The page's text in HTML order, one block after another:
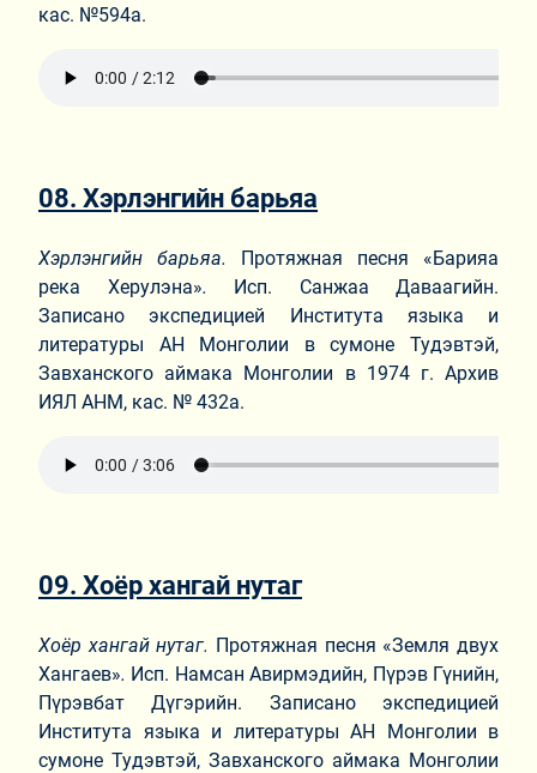
кас. №594а.
08. Хэрлэнгийн барьяа
Хэрлэнгийн барьяа. Протяжная песня «Барияа
река Херулэна». Исп. Санжаа Даваагийн.
Записано экспедицией Института языка и
литературы АН Монголии в сумоне Тудэвтэй,
Завханского аймака Монголии в 1974 г. Архив
ИЯЛ АНМ, кас. № 432а.
09. Хоёр хангай нутаг
Хоёр хангай нутаг. Протяжная песня «Земля двух
Хангаев». Исп. Намсан Авирмэдийн, Пүрэв Гүнийн,
Пүрэвбат Дүгэрийн. Записано экспедицией
Института языка и литературы АН Монголии в
сумоне Тудэвтэй, Завханского аймака Монголии